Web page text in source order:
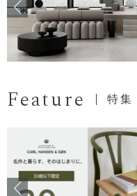
Feature 特集